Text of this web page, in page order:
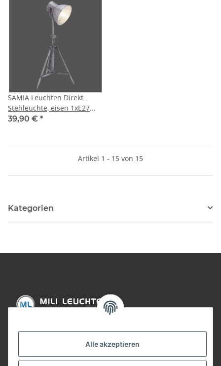
Alle akzeptieren
SAMIA Leuchten Direkt
Stehleuchte, eisen 1xE27
60W Innenleuchte, IP20
39,90 € *
Artikel 1 - 15 von 15
Kategorien
Gesetzliche Informationen